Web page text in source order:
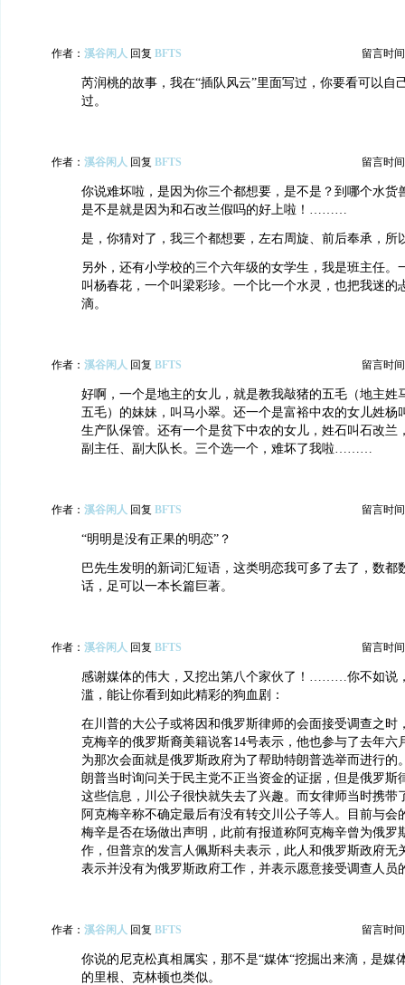
作者： 溪谷闲人 回复 BFTS 留言时
芮润桃的故事，我在“插队风云”里面写过，你要看可以自
过。
作者： 溪谷闲人 回复 BFTS 留言时
你说难坏啦，是因为你三个都想要，是不是？到哪个水货
是不是就是因为和石改兰假吗的好上啦！………
是，你猜对了，我三个都想要，左右周旋、前后奉承，所
另外，还有小学校的三个六年级的女学生，我是班主任。
叫杨春花，一个叫梁彩珍。一个比一个水灵，也把我迷的
滴。
作者： 溪谷闲人 回复 BFTS 留言时
好啊，一个是地主的女儿，就是教我敲猪的五毛（地主姓
五毛）的妹妹，叫马小翠。还一个是富裕中农的女儿姓杨
生产队保管。还有一个是贫下中农的女儿，姓石叫石改兰
副主任、副大队长。三个选一个，难坏了我啦………
作者： 溪谷闲人 回复 BFTS 留言时
“明明是没有正果的明恋”？
巴先生发明的新词汇短语，这类明恋我可多了去了，数都
话，足可以一本长篇巨著。
作者： 溪谷闲人 回复 BFTS 留言时
感谢媒体的伟大，又挖出第八个家伙了！………你不如说
滥，能让你看到如此精彩的狗血剧：
在川普的大公子或将因和俄罗斯律师的会面接受调查之时
克梅辛的俄罗斯裔美籍说客14号表示，他也参与了去年六
为那次会面就是俄罗斯政府为了帮助特朗普选举而进行的
朗普当时询问关于民主党不正当资金的证据，但是俄罗斯
这些信息，川公子很快就失去了兴趣。而女律师当时携带
阿克梅辛称不确定最后有没有转交川公子等人。目前与会
梅辛是否在场做出声明，此前有报道称阿克梅辛曾为俄罗
作，但普京的发言人佩斯科夫表示，此人和俄罗斯政府无
表示并没有为俄罗斯政府工作，并表示愿意接受调查人员
作者： 溪谷闲人 回复 BFTS 留言时
你说的尼克松真相属实，那不是“媒体“挖掘出来滴，是媒
的里根、克林顿也类似。